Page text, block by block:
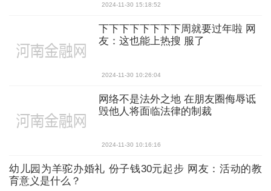
2024-11-30 15:18:52
下下下下下下下下周就要过年啦 网
友：这也能上热搜 服了
2024-11-30 10:26:04
网络不是法外之地 在朋友圈侮辱诋
毁他人将面临法律的制裁
2024-11-30 10:16:16
幼儿园为羊驼办婚礼 份子钱30元起步 网友：活动的教
育意义是什么？